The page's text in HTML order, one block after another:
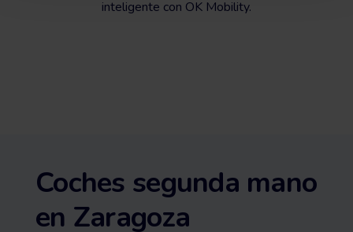
inteligente con OK Mobility.
Coches segunda mano
en Zaragoza